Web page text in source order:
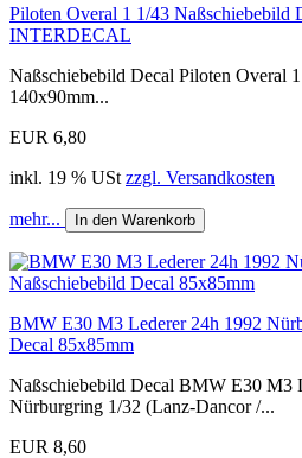
Piloten Overal 1 1/43 Naßschiebebild
INTERDECAL
Naßschiebebild Decal Piloten Overal
140x90mm...
EUR 6,80
inkl. 19 % USt zzgl. Versandkosten
mehr... In den Warenkorb
BMW E30 M3 Lederer 24h 1992
Decal 85x85mm
Naßschiebebild Decal BMW E30 M3
Nürburgring 1/32 (Lanz-Dancor /...
EUR 8,60